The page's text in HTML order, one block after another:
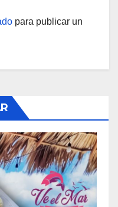
para publicar un